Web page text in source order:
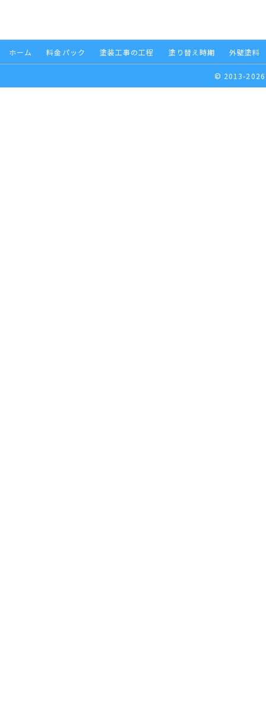
ホーム 料金パック 塗装工事の工程 塗り替え時期 外壁塗料
© 2013-2026